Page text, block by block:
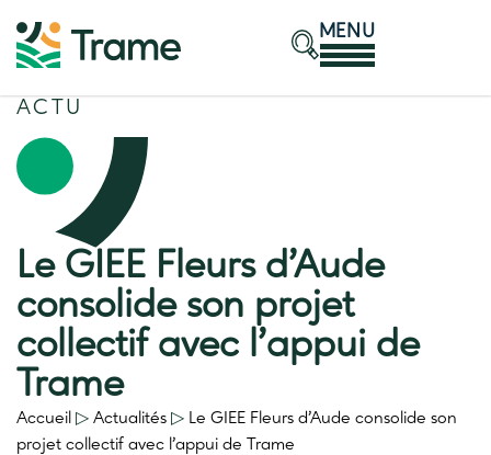
MENU
ACTU
Le GIEE Fleurs d’Aude
consolide son projet
collectif avec l’appui de
Trame
Accueil ▷ Actualités ▷ Le GIEE Fleurs d’Aude consolide son
projet collectif avec l’appui de Trame